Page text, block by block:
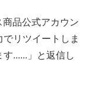
品公式アカウン
リツイートしま
......」と返信し